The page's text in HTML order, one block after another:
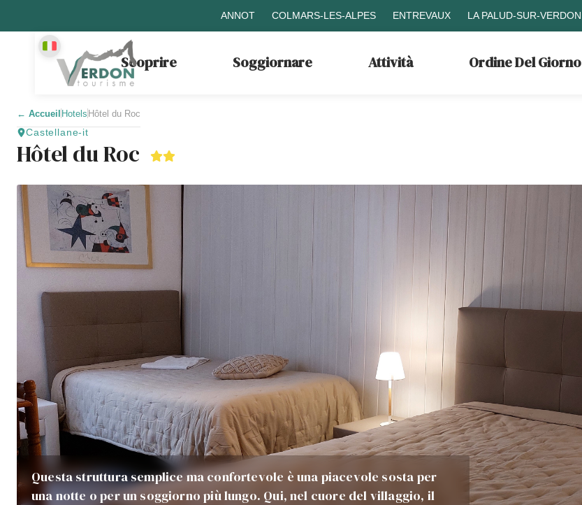
ANNOT COLMARS-LES-ALPES ENTREVAUX LA PALUD-SUR-VERDON
Scoprire Soggiornare Attività Ordine Del Giorno
← Accueil Hotels Hôtel du Roc
Castellane-it
Hôtel du Roc
Questa struttura semplice ma confortevole è una piacevole sosta per
una notte o per un soggiorno più lungo. Qui, nel cuore del villaggio, il